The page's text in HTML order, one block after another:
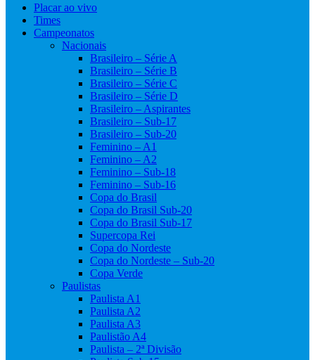
Placar ao vivo
Times
Campeonatos
Nacionais
Brasileiro – Série A
Brasileiro – Série B
Brasileiro – Série C
Brasileiro – Série D
Brasileiro – Aspirantes
Brasileiro – Sub-17
Brasileiro – Sub-20
Feminino – A1
Feminino – A2
Feminino – Sub-18
Feminino – Sub-16
Copa do Brasil
Copa do Brasil Sub-20
Copa do Brasil Sub-17
Supercopa Rei
Copa do Nordeste
Copa do Nordeste – Sub-20
Copa Verde
Paulistas
Paulista A1
Paulista A2
Paulista A3
Paulistão A4
Paulista – 2ª Divisão